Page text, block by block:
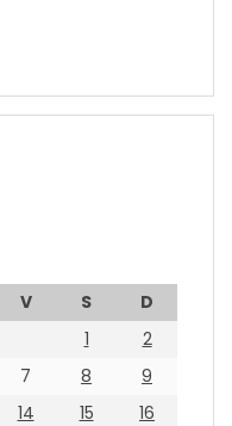
V S
D
1
2
7 8
9
14 15
16